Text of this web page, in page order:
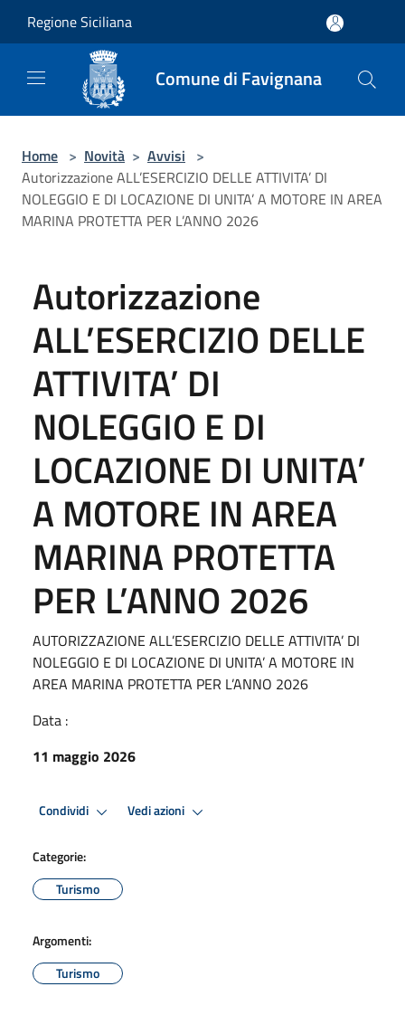
Regione Siciliana
Comune di Favignana
Home > Novità > Avvisi >
Autorizzazione ALL’ESERCIZIO DELLE ATTIVITA’ DI
NOLEGGIO E DI LOCAZIONE DI UNITA’ A MOTORE IN AREA
MARINA PROTETTA PER L’ANNO 2026
Autorizzazione
ALL’ESERCIZIO DELLE
ATTIVITA’ DI
NOLEGGIO E DI
LOCAZIONE DI UNITA’
A MOTORE IN AREA
MARINA PROTETTA
PER L’ANNO 2026
AUTORIZZAZIONE ALL’ESERCIZIO DELLE ATTIVITA’ DI
NOLEGGIO E DI LOCAZIONE DI UNITA’ A MOTORE IN
AREA MARINA PROTETTA PER L’ANNO 2026
Data :
11 maggio 2026
Condividi Vedi azioni
Categorie:
Turismo
Argomenti:
Turismo